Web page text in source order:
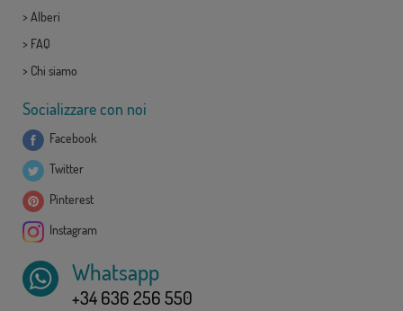
> Alberi
> FAQ
> Chi siamo
Socializzare con noi
Facebook
Twitter
Pinterest
Instagram
Whatsapp
+34 636 256 550